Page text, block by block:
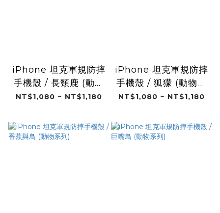
iPhone 坦克軍規防摔
手機殼 / 長頸鹿 (動物
系列)
NT$1,080 ~ NT$1,180
iPhone 坦克軍規防摔
手機殼 / 狐獴 (動物系
列)
NT$1,080 ~ NT$1,180